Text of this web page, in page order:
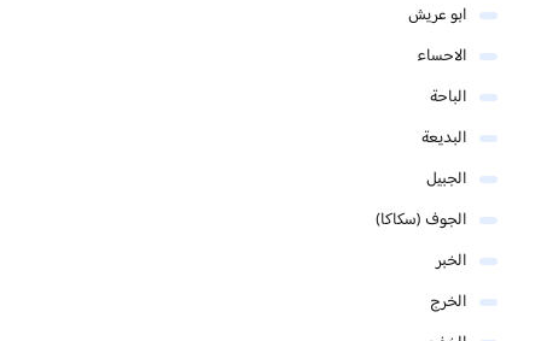
ابو عريش
الاحساء
الباحة
البديعة
الجبيل
الجوف (سكاكا)
الخبر
الخرج